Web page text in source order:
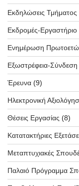
Εκδηλώσεις Τμήματος
Εκδρομές-
Ενημέρωση
Εξωστρέφεια-Σύνδεση
Έρευνα (9)
Ηλεκτρονική
Θέσεις Εργασίας (8)
Κατατακτήριες
Μεταπτυχιακές
Παλαιό Πρόγραμμα